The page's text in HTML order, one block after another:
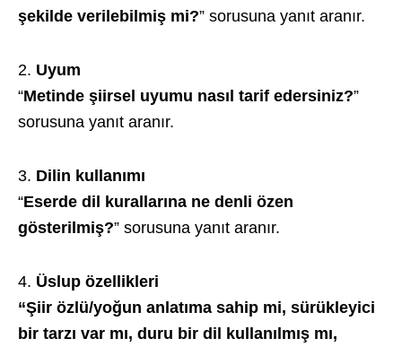
şekilde verilebilmiş mi?” sorusuna yanıt aranır.
Uyum
“Metinde şiirsel uyumu nasıl tarif edersiniz?”
sorusuna yanıt aranır.
Dilin kullanımı
“Eserde dil kurallarına ne denli özen
gösterilmiş?” sorusuna yanıt aranır.
Üslup özellikleri
“Şiir özlü/yoğun anlatıma sahip mi, sürükleyici
bir tarzı var mı, duru bir dil kullanılmış mı,